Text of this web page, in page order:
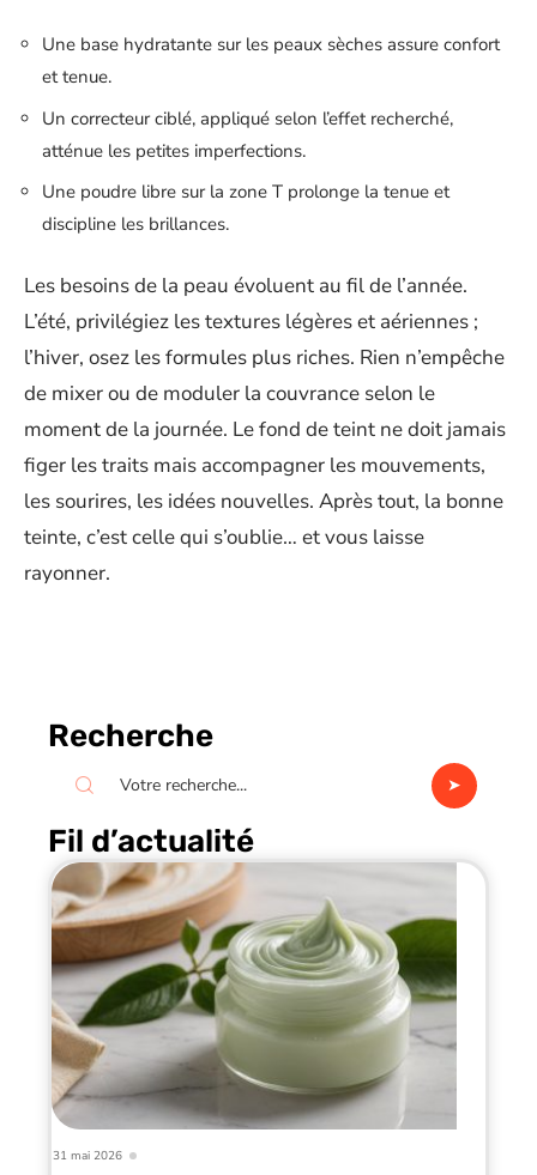
Une base hydratante sur les peaux sèches assure confort
et tenue.
Un correcteur ciblé, appliqué selon l’effet recherché,
atténue les petites imperfections.
Une poudre libre sur la zone T prolonge la tenue et
discipline les brillances.
Les besoins de la peau évoluent au fil de l’année.
L’été, privilégiez les textures légères et aériennes ;
l’hiver, osez les formules plus riches. Rien n’empêche
de mixer ou de moduler la couvrance selon le
moment de la journée. Le fond de teint ne doit jamais
figer les traits mais accompagner les mouvements,
les sourires, les idées nouvelles. Après tout, la bonne
teinte, c’est celle qui s’oublie… et vous laisse
rayonner.
Recherche
Fil d’actualité
31 mai 2026